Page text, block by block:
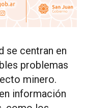
se centran en
problemas
minero.
información